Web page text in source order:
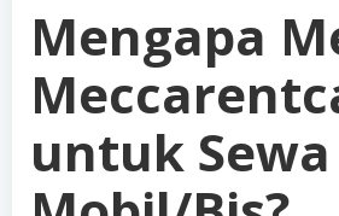
Mengapa
untuk Sewa